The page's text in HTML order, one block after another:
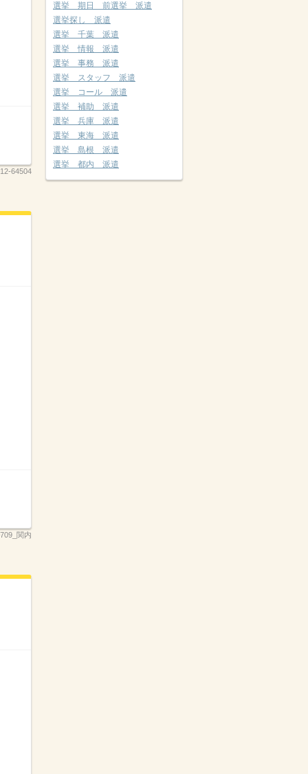
64504
関内
選挙 期日 前選挙 派遣
選挙探し 派遣
選挙 千葉 派遣
選挙 情報 派遣
選挙 事務 派遣
選挙 スタッフ 派遣
選挙 コール 派遣
選挙 補助 派遣
選挙 兵庫 派遣
選挙 東海 派遣
選挙 島根 派遣
選挙 都内 派遣